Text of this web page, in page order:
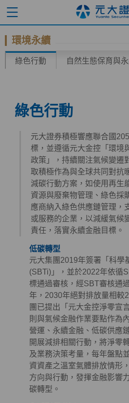
環境永續
綠色行動 自然生態保育與
綠色行動
元大證券積極響應聯合國
標，並遵循元大金控「環境
政策」，持續關注氣候變遷
取積極作為與全球共同對抗
減碳行動方案，如使用再生
資源與廢棄物管理、綠色採
應商納入綠色供應鏈管理，
或服務的企業，以減緩氣候
責任，落實永續金融目標。
低碳轉型
元大集團2019年簽署「科學
(SBTi)」，並於2022年依循
標通過審核，經SBT審核通
年，2030年絕對排放量相較
團已提出「元大金控淨零宣
則與氣候金融作業要點作為
營運、永續金融、低碳供應
開展減排相關行動，將淨零
及業務決策考量，每年盤點
資資產之溫室氣體排放情形
方向與行動，發揮金融影響
碳轉型。